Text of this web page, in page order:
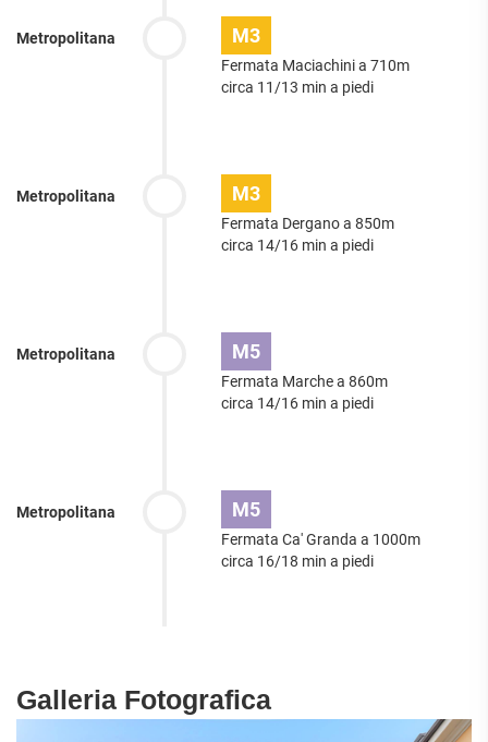
Metropolitana M3
Fermata Maciachini a 710m
circa 11/13 min a piedi
Metropolitana M3
Fermata Dergano a 850m
circa 14/16 min a piedi
Metropolitana M5
Fermata Marche a 860m
circa 14/16 min a piedi
Metropolitana M5
Fermata Ca' Granda a 1000m
circa 16/18 min a piedi
Galleria Fotografica